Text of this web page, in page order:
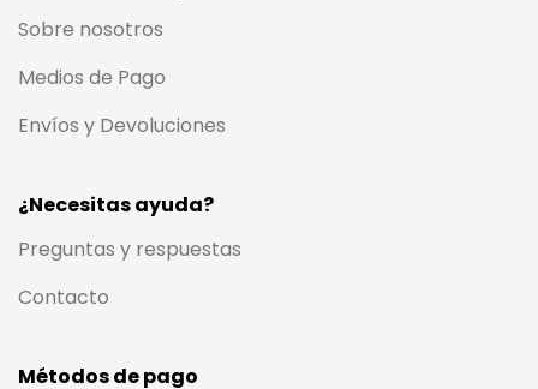
Sobre nosotros
Medios de Pago
Envíos y Devoluciones
¿Necesitas ayuda?
Preguntas y respuestas
Contacto
Métodos de pago